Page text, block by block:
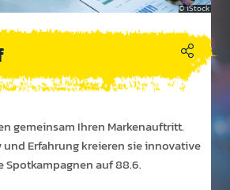
iStock
gem­einsam Ihren Marken­auf­tritt.
und Er­fahr­ung kre­ieren sie inno­vative
Spot­kam­pagnen auf 88.6.